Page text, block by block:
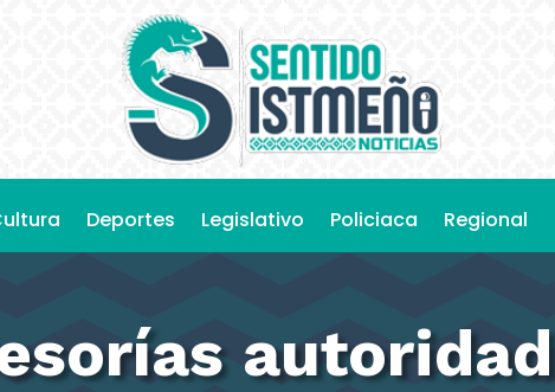
Deportes Legislativo Policiaca Regional